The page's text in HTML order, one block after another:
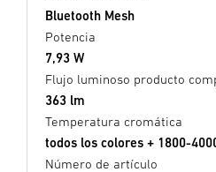
Bluetooth Mesh
Potencia
7,93 W
Flujo luminoso producto
363 lm
Temperatura cromática
todos los colores + 1800-
Número de artículo